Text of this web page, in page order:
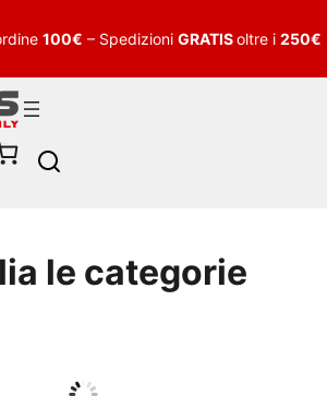
100€ – Spedizioni GRATISoltre i 250€
h
le categorie